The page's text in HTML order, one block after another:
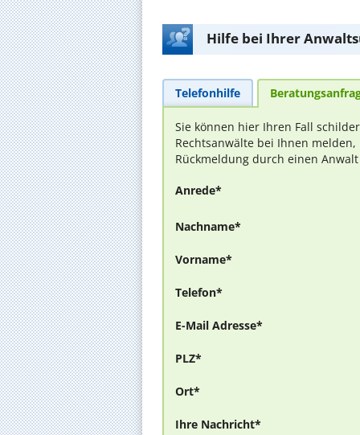
Hilfe bei Ihrer
Telefonhilfe
Sie können hier Ihren Fall
Rechtsanwälte bei Ihnen
Rückmeldung durch einen
Anrede*
Nachname*
Vorname*
Telefon*
E-Mail Adresse*
PLZ*
Ort*
Ihre Nachricht*